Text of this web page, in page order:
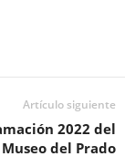
Artículo siguiente
2022 del
Museo del Prado